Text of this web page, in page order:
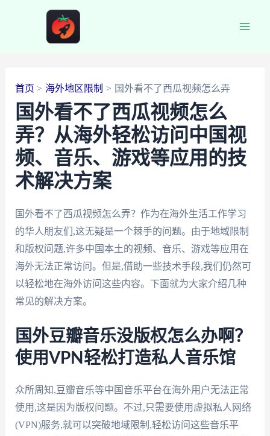
首页 海外地区限制 国外看不了西瓜视频怎么弄
国外看不了西瓜视频怎么
弄？从海外轻松访问中国视
频、音乐、游戏等应用的技
术解决方案
国外看不了西瓜视频怎么弄？作为在海外生活工作学习
的华人朋友们,这无疑是一个棘手的问题。由于地域限制
和版权问题,许多中国本土的视频、音乐、游戏等应用在
海外无法正常访问。但是,借助一些技术手段,我们仍然可
以轻松地在海外访问这些内容。下面就为大家介绍几种
常见的解决方案。
国外豆瓣音乐没版权怎么办啊？
使用VPN轻松打造私人音乐馆
众所周知,豆瓣音乐等中国音乐平台在海外用户无法正常
使用,这是因为版权问题。不过,只需要使用虚拟私人网络
(VPN)服务,就可以突破地域限制,轻松访问这些音乐平